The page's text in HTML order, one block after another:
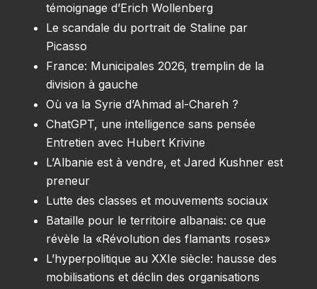
témoignage d’Erich Wollenberg
Le scandale du portrait de Staline par
Picasso
France: Municipales 2026, tremplin de la
division à gauche
Où va la Syrie d’Ahmad al-Chareh ?
ChatGPT, une intelligence sans pensée
Entretien avec Hubert Krivine
L’Albanie est à vendre, et Jared Kushner est
preneur
Lutte des classes et mouvements sociaux
Bataille pour le territoire albanais: ce que
révèle la «Révolution des flamants roses»
L’hyperpolitique au XXIe siècle: hausse des
mobilisations et déclin des organisations